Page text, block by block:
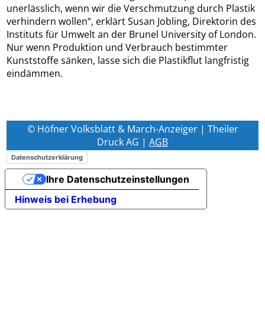
unerlässlich, wenn wir die Verschmutzung durch Plastik
verhindern wollen“, erklärt Susan Jobling, Direktorin des
Instituts für Umwelt an der Brunel University of London.
Nur wenn Produktion und Verbrauch bestimmter
Kunststoffe sänken, lasse sich die Plastikflut langfristig
eindämmen.
© Höfner Volksblatt & March-Anzeiger | Theiler
Druck AG | AGB
Datenschutzerklärung
Hinweis bei Erhebung
Ihre Datenschutzeinstellungen